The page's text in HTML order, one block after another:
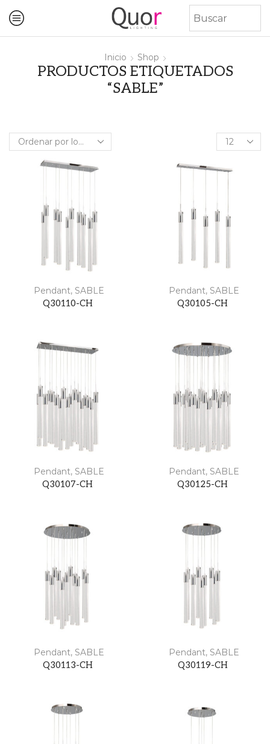
Inicio Shop
PRODUCTOS ETIQUETADOS
“SABLE”
Products
per
Pendant, SABLE
Q30110-CH
Pendant, SABLE
Q30105-CH
Pendant, SABLE
Q30107-CH
Pendant, SABLE
Q30125-CH
Pendant, SABLE
Q30113-CH
Pendant, SABLE
Q30119-CH